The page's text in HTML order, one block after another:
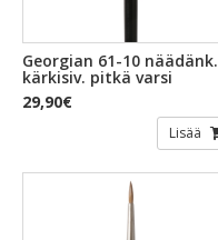
Georgian 61-10 näädänk.
kärkisiv. pitkä varsi
29,90€
Lisää